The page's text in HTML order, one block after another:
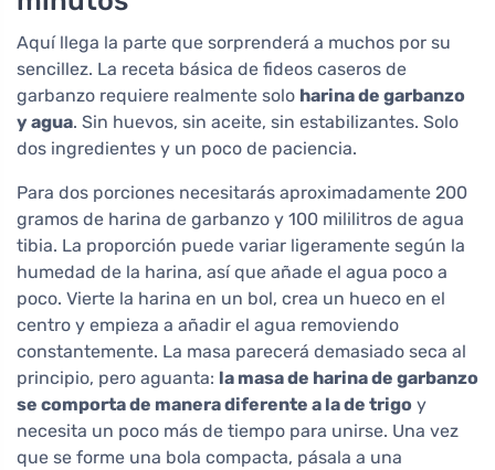
Aquí llega la parte que sorprenderá a muchos por su
sencillez. La receta básica de fideos caseros de
garbanzo requiere realmente solo harina de garbanzo
y agua. Sin huevos, sin aceite, sin estabilizantes. Solo
dos ingredientes y un poco de paciencia.
Para dos porciones necesitarás aproximadamente 200
gramos de harina de garbanzo y 100 mililitros de agua
tibia. La proporción puede variar ligeramente según la
humedad de la harina, así que añade el agua poco a
poco. Vierte la harina en un bol, crea un hueco en el
centro y empieza a añadir el agua removiendo
constantemente. La masa parecerá demasiado seca al
principio, pero aguanta: la masa de harina de garbanzo
se comporta de manera diferente a la de trigo y
necesita un poco más de tiempo para unirse. Una vez
que se forme una bola compacta, pásala a una